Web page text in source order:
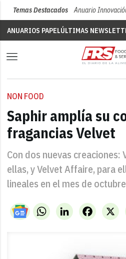
Temas Destacados Anuario
ANUARIOS PAPELÚLTIMAS
NON FOOD
Saphir amplía su
fragancias Velvet
Con dos nuevas creaciones:
ellas, y Velvet Affaire, para
lineales en el mes de
WhatsAppLinkedIn X
Facebook